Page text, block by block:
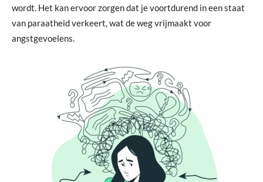
wordt. Het kan ervoor zorgen dat je voortdurend in een staat
van paraatheid verkeert, wat de weg vrijmaakt voor
angstgevoelens.